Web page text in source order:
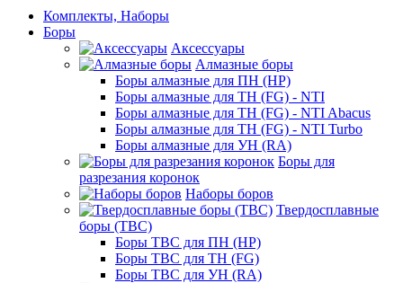
Комплекты, Наборы
Боры
Аксессуары
Алмазные боры
Боры алмазные для ПН (HP)
Боры алмазные для ТН (FG) - NTI
Боры алмазные для ТН (FG) - NTI Abacus
Боры алмазные для ТН (FG) - NTI Turbo
Боры алмазные для УН (RA)
Боры для
разрезания коронок
Наборы боров
Твердосплавные
боры (ТВС)
Боры ТВС для ПН (HP)
Боры ТВС для ТН (FG)
Боры ТВС для УН (RA)